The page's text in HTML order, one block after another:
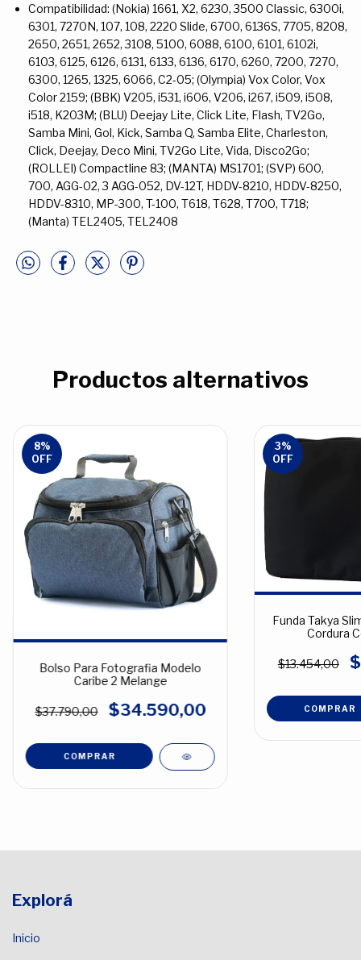
Compatibilidad: (Nokia) 1661, X2, 6230, 3500 Classic, 6300i,
6301, 7270N, 107, 108, 2220 Slide, 6700, 6136S, 7705, 8208,
2650, 2651, 2652, 3108, 5100, 6088, 6100, 6101, 6102i,
6103, 6125, 6126, 6131, 6133, 6136, 6170, 6260, 7200, 7270,
6300, 1265, 1325, 6066, C2-05; (Olympia) Vox Color, Vox
Color 2159; (BBK) V205, i531, i606, V206, i267, i509, i508,
i518, K203M; (BLU) Deejay Lite, Click Lite, Flash, TV2Go,
Samba Mini, Gol, Kick, Samba Q, Samba Elite, Charleston,
Click, Deejay, Deco Mini, TV2Go Lite, Vida, Disco2Go;
(ROLLEI) Compactline 83; (MANTA) MS1701; (SVP) 600,
700, AGG-02, 3 AGG-052, DV-12T, HDDV-8210, HDDV-8250,
HDDV-8310, MP-300, T-100, T618, T628, T700, T718;
(Manta) TEL2405, TEL2408
Productos alternativos
8%
OFF
Bolso Para Fotografia Modelo
Caribe 2 Melange
$37.790,00 $34.590,00
COMPRAR
3%
OFF
Funda Takya
Cordura
$13.454,00
COMPRAR
Explorá
Inicio